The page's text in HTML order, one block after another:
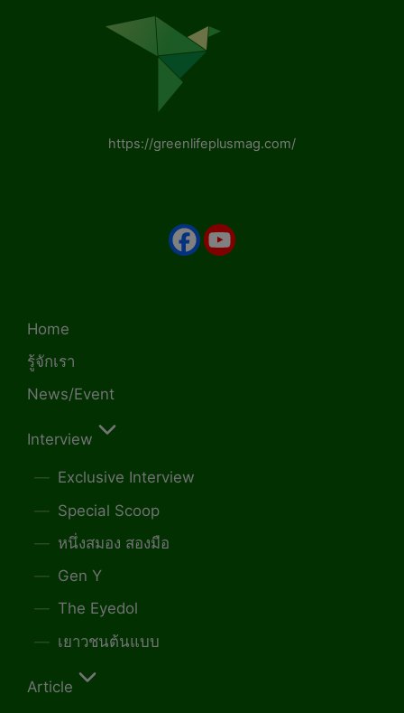
https://greenlifeplusmag.com/
Home
รู้จักเรา
News/Event
Interview
Exclusive Interview
Special Scoop
หนึ่งสมอง สองมือ
Gen Y
The Eyedol
เยาวชนต้นแบบ
Article